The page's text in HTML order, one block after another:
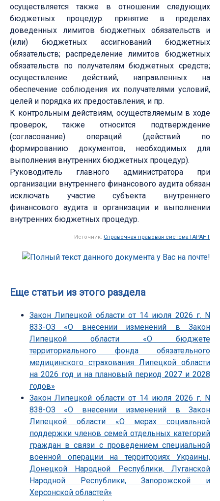
осуществляется также в отношении следующих
бюджетных процедур: принятие в пределах
доведенных лимитов бюджетных обязательств и
(или) бюджетных ассигнований бюджетных
обязательств; распределение лимитов бюджетных
обязательств по получателям бюджетных средств;
осуществление действий, направленных на
обеспечение соблюдения их получателями условий,
целей и порядка их предоставления, и пр.
К контрольным действиям, осуществляемым в ходе
проверок, также относится подтверждение
(согласование) операций (действий по
формированию документов, необходимых для
выполнения внутренних бюджетных процедур).
Руководитель главного администратора при
организации внутреннего финансового аудита обязан
исключать участие субъекта внутреннего
финансового аудита в организации и выполнении
внутренних бюджетных процедур.
Источник: Справочная правовая система ГАРАНТ
Еще статьи из этого раздела
Закон Липецкой области от 14 июля 2026 г. N
833-ОЗ «О внесении изменений в Закон
Липецкой области «О бюджете
территориального фонда обязательного
медицинского страхования Липецкой области
на 2026 год и на плановый период 2027 и 2028
годов»
Закон Липецкой области от 14 июля 2026 г. N
838-ОЗ «О внесении изменений в Закон
Липецкой области «О мерах социальной
поддержки членов семей отдельных категорий
граждан в связи с проведением специальной
военной операции на территориях Украины,
Донецкой Народной Республики, Луганской
Народной Республики, Запорожской и
Херсонской областей»